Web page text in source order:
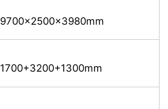
9700×2500×3980mm
1700+3200+1300mm